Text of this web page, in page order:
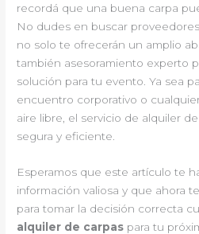
recordá que una buena carpa
No dudes en buscar
no solo te ofrecerán un amplio
también asesoramiento experto
solución para tu evento. Ya sea
encuentro corporativo o
aire libre, el servicio de alquiler
segura y eficiente.
Esperamos que este artículo te
información valiosa y que ahora
para tomar la decisión correcta
alquiler de carpas para tu